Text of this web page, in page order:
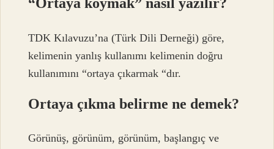
“Ortaya koymak” nasıl yazılır?
TDK Kılavuzu’na (Türk Dili Derneği) göre,
kelimenin yanlış kullanımı kelimenin doğru
kullanımını “ortaya çıkarmak “dır.
Ortaya çıkma belirme ne demek?
Görünüş, görünüm, görünüm, başlangıç ​​ve